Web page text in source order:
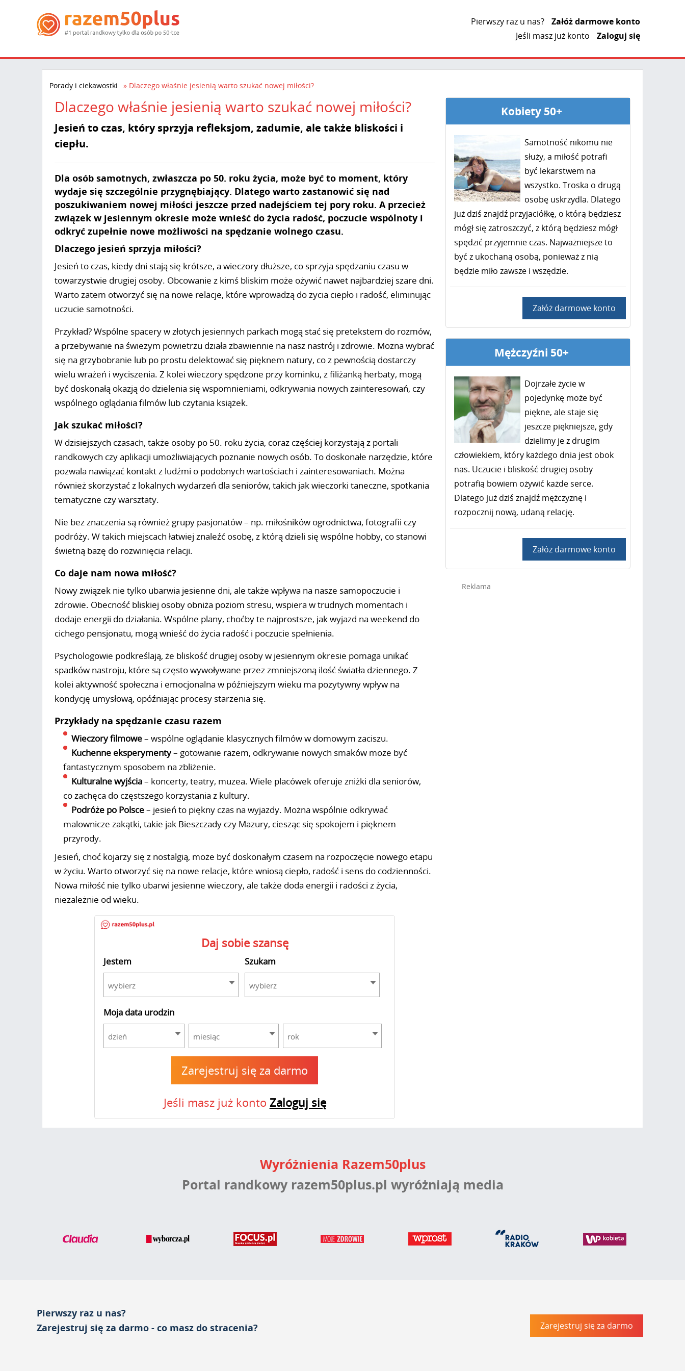
Pierwszy raz u nas?
Załóż darmowe konto
Jeśli masz już konto
Zaloguj się
Porady i ciekawostki Dlaczego właśnie jesienią warto szukać nowej miłości?
Dlaczego właśnie jesienią warto szukać nowej miłości?
Jesień to czas, który sprzyja refleksjom, zadumie, ale także bliskości i
ciepłu.
Dla osób samotnych, zwłaszcza po 50. roku życia, może być to moment, który
wydaje się szczególnie przygnębiający. Dlatego warto zastanowić się nad
poszukiwaniem nowej miłości jeszcze przed nadejściem tej pory roku. A przecież
związek w jesiennym okresie może wnieść do życia radość, poczucie wspólnoty i
odkryć zupełnie nowe możliwości na spędzanie wolnego czasu.
Dlaczego jesień sprzyja miłości?
Jesień to czas, kiedy dni stają się krótsze, a wieczory dłuższe, co sprzyja spędzaniu czasu w
towarzystwie drugiej osoby. Obcowanie z kimś bliskim może ożywić nawet najbardziej szare dni.
Warto zatem otworzyć się na nowe relacje, które wprowadzą do życia ciepło i radość, eliminując
uczucie samotności.
Przykład? Wspólne spacery w złotych jesiennych parkach mogą stać się pretekstem do rozmów,
a przebywanie na świeżym powietrzu działa zbawiennie na nasz nastrój i zdrowie. Można wybrać
się na grzybobranie lub po prostu delektować się pięknem natury, co z pewnością dostarczy
wielu wrażeń i wyciszenia. Z kolei wieczory spędzone przy kominku, z filiżanką herbaty, mogą
być doskonałą okazją do dzielenia się wspomnieniami, odkrywania nowych zainteresowań, czy
wspólnego oglądania filmów lub czytania książek.
Jak szukać miłości?
W dzisiejszych czasach, także osoby po 50. roku życia, coraz częściej korzystają z portali
randkowych czy aplikacji umożliwiających poznanie nowych osób. To doskonałe narzędzie, które
pozwala nawiązać kontakt z ludźmi o podobnych wartościach i zainteresowaniach. Można
również skorzystać z lokalnych wydarzeń dla seniorów, takich jak wieczorki taneczne, spotkania
tematyczne czy warsztaty.
Nie bez znaczenia są również grupy pasjonatów – np. miłośników ogrodnictwa, fotografii czy
podróży. W takich miejscach łatwiej znaleźć osobę, z którą dzieli się wspólne hobby, co stanowi
świetną bazę do rozwinięcia relacji.
Co daje nam nowa miłość?
Nowy związek nie tylko ubarwia jesienne dni, ale także wpływa na nasze samopoczucie i
zdrowie. Obecność bliskiej osoby obniża poziom stresu, wspiera w trudnych momentach i
dodaje energii do działania. Wspólne plany, choćby te najprostsze, jak wyjazd na weekend do
cichego pensjonatu, mogą wnieść do życia radość i poczucie spełnienia.
Psychologowie podkreślają, że bliskość drugiej osoby w jesiennym okresie pomaga unikać
spadków nastroju, które są często wywoływane przez zmniejszoną ilość światła dziennego. Z
kolei aktywność społeczna i emocjonalna w późniejszym wieku ma pozytywny wpływ na
kondycję umysłową, opóźniając procesy starzenia się.
Przykłady na spędzanie czasu razem
Wieczory filmowe– wspólne oglądanie klasycznych filmów w domowym zaciszu.
Kuchenne eksperymenty– gotowanie razem, odkrywanie nowych smaków może być
fantastycznym sposobem na zbliżenie.
Kulturalne wyjścia– koncerty, teatry, muzea. Wiele placówek oferuje zniżki dla seniorów,
co zachęca do częstszego korzystania z kultury.
Podróże po Polsce– jesień to piękny czas na wyjazdy. Można wspólnie odkrywać
malownicze zakątki, takie jak Bieszczady czy Mazury, ciesząc się spokojem i pięknem
przyrody.
Jesień, choć kojarzy się z nostalgią, może być doskonałym czasem na rozpoczęcie nowego etapu
w życiu. Warto otworzyć się na nowe relacje, które wniosą ciepło, radość i sens do codzienności.
Nowa miłość nie tylko ubarwi jesienne wieczory, ale także doda energii i radości z życia,
niezależnie od wieku.
Daj sobie szansę
Jestem
wybierz
Szukam
wybierz
Moja data urodzin
dzień miesiąc rok
Zarejestruj się za darmo
Jeśli masz już konto Zaloguj się
Kobiety 50+
Samotność nikomu nie
służy, a miłość potrafi
być lekarstwem na
wszystko. Troska o drugą
osobę uskrzydla. Dlatego
już dziś znajdź przyjaciółkę, o którą będziesz
mógł się zatroszczyć, z którą będziesz mógł
spędzić przyjemnie czas. Najważniejsze to
być z ukochaną osobą, ponieważ z nią
będzie miło zawsze i wszędzie.
Załóż darmowe konto
Mężczyźni 50+
Dojrzałe życie w
pojedynkę może być
piękne, ale staje się
jeszcze piękniejsze, gdy
dzielimy je z drugim
człowiekiem, który każdego dnia jest obok
nas. Uczucie i bliskość drugiej osoby
potrafią bowiem ożywić każde serce.
Dlatego już dziś znajdź mężczyznę i
rozpocznij nową, udaną relację.
Załóż darmowe konto
Reklama
Wyróżnienia Razem50plus
Portal randkowy razem50plus.pl wyróżniają media
Pierwszy raz u nas?
Zarejestruj się za darmo - co masz do stracenia?
Zarejestruj się za darmo